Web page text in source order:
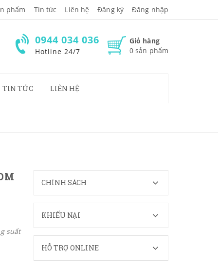
phẩm Tin tức Liên hệ Đăng ký Đăng nhập
Giỏ hàng
0 sản phẩm
0944 034 036
Hotline 24/7
TIN TỨC LIÊN HỆ
suất
CHÍNH SÁCH
KHIẾU NẠI
HỖ TRỢ ONLINE